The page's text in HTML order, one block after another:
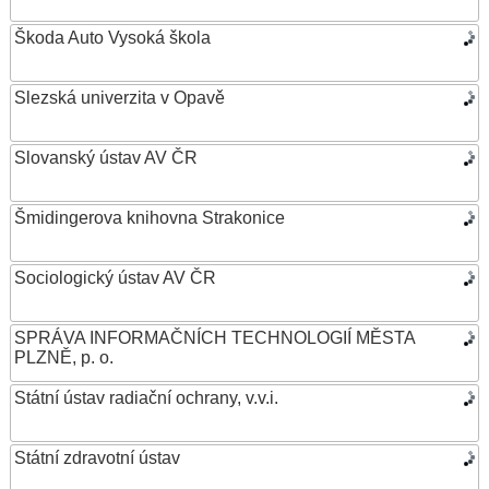
Škoda Auto Vysoká škola
Slezská univerzita v Opavě
Slovanský ústav AV ČR
Šmidingerova knihovna Strakonice
Sociologický ústav AV ČR
SPRÁVA INFORMAČNÍCH TECHNOLOGIÍ MĚSTA
PLZNĚ, p. o.
Státní ústav radiační ochrany, v.v.i.
Státní zdravotní ústav